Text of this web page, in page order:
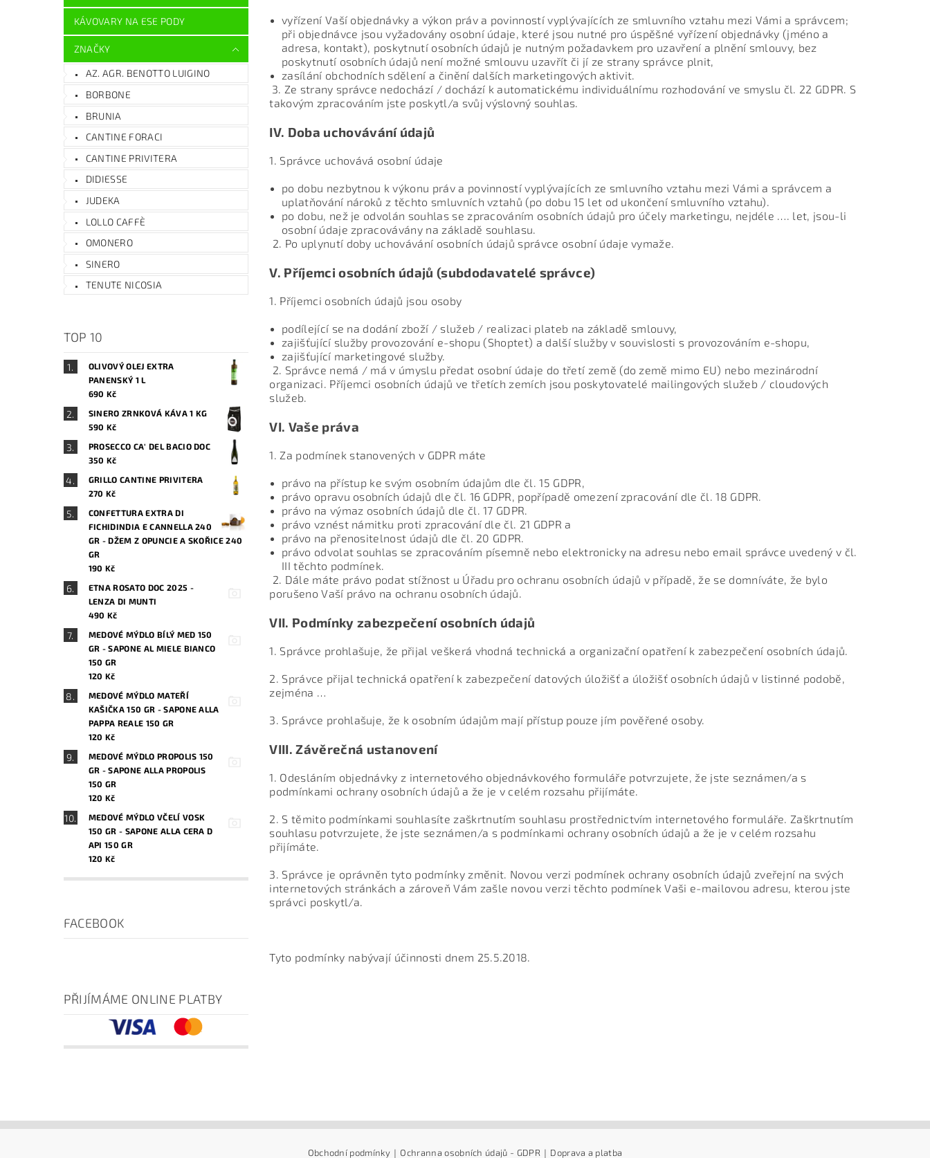
KÁVOVARY NA ESE PODY
ZNAČKY
AZ. AGR. BENOTTO LUIGINO
BORBONE
BRUNIA
CANTINE FORACI
CANTINE PRIVITERA
DIDIESSE
JUDEKA
LOLLO CAFFÈ
OMONERO
SINERO
TENUTE NICOSIA
TOP 10
OLIVOVÝ OLEJ EXTRA
PANENSKÝ 1 L
690 Kč
SINERO ZRNKOVÁ KÁVA 1 KG
590 Kč
PROSECCO CA' DEL BACIO DOC
350 Kč
GRILLO CANTINE PRIVITERA
270 Kč
CONFETTURA EXTRA DI
FICHIDINDIA E CANNELLA 240
GR - DŽEM Z OPUNCIE A SKOŘICE 240
GR
190 Kč
ETNA ROSATO DOC 2025 -
LENZA DI MUNTI
490 Kč
MEDOVÉ MÝDLO BÍLÝ MED 150
GR - SAPONE AL MIELE BIANCO
150 GR
120 Kč
MEDOVÉ MÝDLO MATEŘÍ
KAŠIČKA 150 GR - SAPONE ALLA
PAPPA REALE 150 GR
120 Kč
MEDOVÉ MÝDLO PROPOLIS 150
GR - SAPONE ALLA PROPOLIS
150 GR
120 Kč
MEDOVÉ MÝDLO VČELÍ VOSK
150 GR - SAPONE ALLA CERA D
API 150 GR
120 Kč
FACEBOOK
PŘIJÍMÁME ONLINE PLATBY
vyřízení Vaší objednávky a výkon práv a povinností vyplývajících ze smluvního vztahu mezi Vámi a správcem;
při objednávce jsou vyžadovány osobní údaje, které jsou nutné pro úspěšné vyřízení objednávky (jméno a
adresa, kontakt), poskytnutí osobních údajů je nutným požadavkem pro uzavření a plnění smlouvy, bez
poskytnutí osobních údajů není možné smlouvu uzavřít či jí ze strany správce plnit,
zasílání obchodních sdělení a činění dalších marketingových aktivit.
3. Ze strany správce nedochází / dochází k automatickému individuálnímu rozhodování ve smyslu čl. 22 GDPR. S
takovým zpracováním jste poskytl/a svůj výslovný souhlas.
IV. Doba uchovávání údajů
1. Správce uchovává osobní údaje
po dobu nezbytnou k výkonu práv a povinností vyplývajících ze smluvního vztahu mezi Vámi a správcem a
uplatňování nároků z těchto smluvních vztahů (po dobu 15 let od ukončení smluvního vztahu).
po dobu, než je odvolán souhlas se zpracováním osobních údajů pro účely marketingu, nejdéle …. let, jsou-li
osobní údaje zpracovávány na základě souhlasu.
2. Po uplynutí doby uchovávání osobních údajů správce osobní údaje vymaže.
V. Příjemci osobních údajů (subdodavatelé správce)
1. Příjemci osobních údajů jsou osoby
podílející se na dodání zboží / služeb / realizaci plateb na základě smlouvy,
zajišťující služby provozování e-shopu (Shoptet) a další služby v souvislosti s provozováním e-shopu,
zajišťující marketingové služby.
2. Správce nemá / má v úmyslu předat osobní údaje do třetí země (do země mimo EU) nebo mezinárodní
organizaci. Příjemci osobních údajů ve třetích zemích jsou poskytovatelé mailingových služeb / cloudových
služeb.
VI. Vaše práva
1. Za podmínek stanovených v GDPR máte
právo na přístup ke svým osobním údajům dle čl. 15 GDPR,
právo opravu osobních údajů dle čl. 16 GDPR, popřípadě omezení zpracování dle čl. 18 GDPR.
právo na výmaz osobních údajů dle čl. 17 GDPR.
právo vznést námitku proti zpracování dle čl. 21 GDPR a
právo na přenositelnost údajů dle čl. 20 GDPR.
právo odvolat souhlas se zpracováním písemně nebo elektronicky na adresu nebo email správce uvedený v čl.
III těchto podmínek.
2. Dále máte právo podat stížnost u Úřadu pro ochranu osobních údajů v případě, že se domníváte, že bylo
porušeno Vaší právo na ochranu osobních údajů.
VII. Podmínky zabezpečení osobních údajů
1. Správce prohlašuje, že přijal veškerá vhodná technická a organizační opatření k zabezpečení osobních údajů.
2. Správce přijal technická opatření k zabezpečení datových úložišť a úložišť osobních údajů v listinné podobě,
zejména …
3. Správce prohlašuje, že k osobním údajům mají přístup pouze jím pověřené osoby.
VIII.Závěrečná ustanovení
1. Odesláním objednávky z internetového objednávkového formuláře potvrzujete, že jste seznámen/a s
podmínkami ochrany osobních údajů a že je v celém rozsahu přijímáte.
2. S těmito podmínkami souhlasíte zaškrtnutím souhlasu prostřednictvím internetového formuláře. Zaškrtnutím
souhlasu potvrzujete, že jste seznámen/a s podmínkami ochrany osobních údajů a že je v celém rozsahu
přijímáte.
3. Správce je oprávněn tyto podmínky změnit. Novou verzi podmínek ochrany osobních údajů zveřejní na svých
internetových stránkách a zároveň Vám zašle novou verzi těchto podmínek Vaši e-mailovou adresu, kterou jste
správci poskytl/a.
Tyto podmínky nabývají účinnosti dnem 25.5.2018.
Obchodní podmínky | Ochranna osobních údajů - GDPR | Doprava a platba